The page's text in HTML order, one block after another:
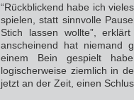
“Rückblickend habe ich
spielen, statt sinnvolle
Stich lassen wollte”,
anscheinend hat niemand
einem Bein gespielt
logischerweise ziemlich in
jetzt an der Zeit, einen